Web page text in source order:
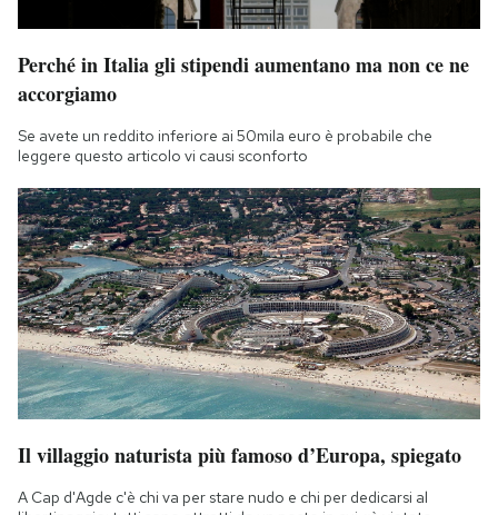
Perché in Italia gli stipendi aumentano ma non ce ne
accorgiamo
Se avete un reddito inferiore ai 50mila euro è probabile che
leggere questo articolo vi causi sconforto
Il villaggio naturista più famoso d’Europa, spiegato
A Cap d'Agde c'è chi va per stare nudo e chi per dedicarsi al